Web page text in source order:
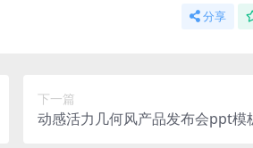
分享
下一篇
动感活力几何风产品发布会ppt模